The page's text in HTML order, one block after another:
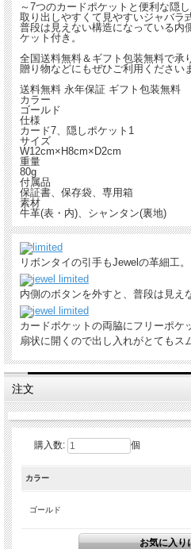
付属品：保証書、保存袋、専用箱
■素材 ： 牛革（表・内）、シャンタン（裏
～7つのカードポケットと便利な隠
取り出しやすくて見やすいジャバラ
普段は見えない構造になっている内
ケット付き。
全国送料無料＆ギフト包装無料で承
贈り物などにもぜひご利用ください
送料無料 永年保証 ギフト包装無料
カラー
ゴールド
仕様
カード7、隠しポケット1
サイズ
W12cm×H8cm×D2cm
重量
80g
付属品
保証書、保存袋、専用箱
素材
牛革(表・内)、シャンタン(裏地)
リボンタイの引手もJewelの革細工。
内側のボタンを外すと、普段は見え
カードポケットの両脇にフリーポケ
扇状に開くので出し入れがとてもス
注文
購入数: 個
カラー
ゴールド